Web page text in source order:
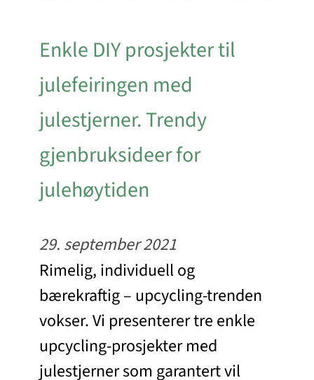
Enkle DIY prosjekter til
julefeiringen med
julestjerner. Trendy
gjenbruksideer for
julehøytiden
29. september 2021
Rimelig, individuell og
bærekraftig – upcycling-trenden
vokser. Vi presenterer tre enkle
upcycling-prosjekter med
julestjerner som garantert vil